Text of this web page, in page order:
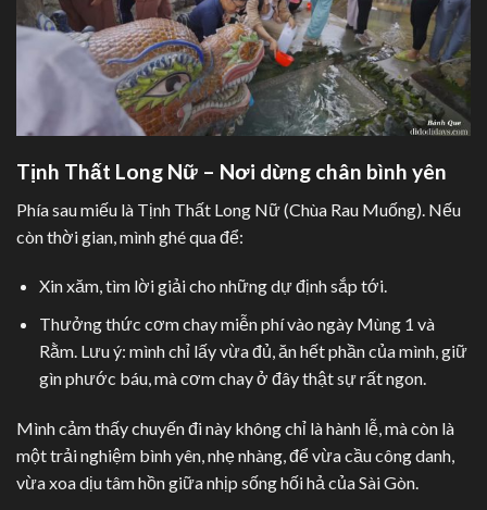
Tịnh Thất Long Nữ – Nơi dừng chân bình yên
Phía sau miếu là Tịnh Thất Long Nữ (Chùa Rau Muống). Nếu
còn thời gian, mình ghé qua để:
Xin xăm, tìm lời giải cho những dự định sắp tới.
Thưởng thức cơm chay miễn phí vào ngày Mùng 1 và
Rằm. Lưu ý: mình chỉ lấy vừa đủ, ăn hết phần của mình, giữ
gìn phước báu, mà cơm chay ở đây thật sự rất ngon.
Mình cảm thấy chuyến đi này không chỉ là hành lễ, mà còn là
một trải nghiệm bình yên, nhẹ nhàng, để vừa cầu công danh,
vừa xoa dịu tâm hồn giữa nhịp sống hối hả của Sài Gòn.